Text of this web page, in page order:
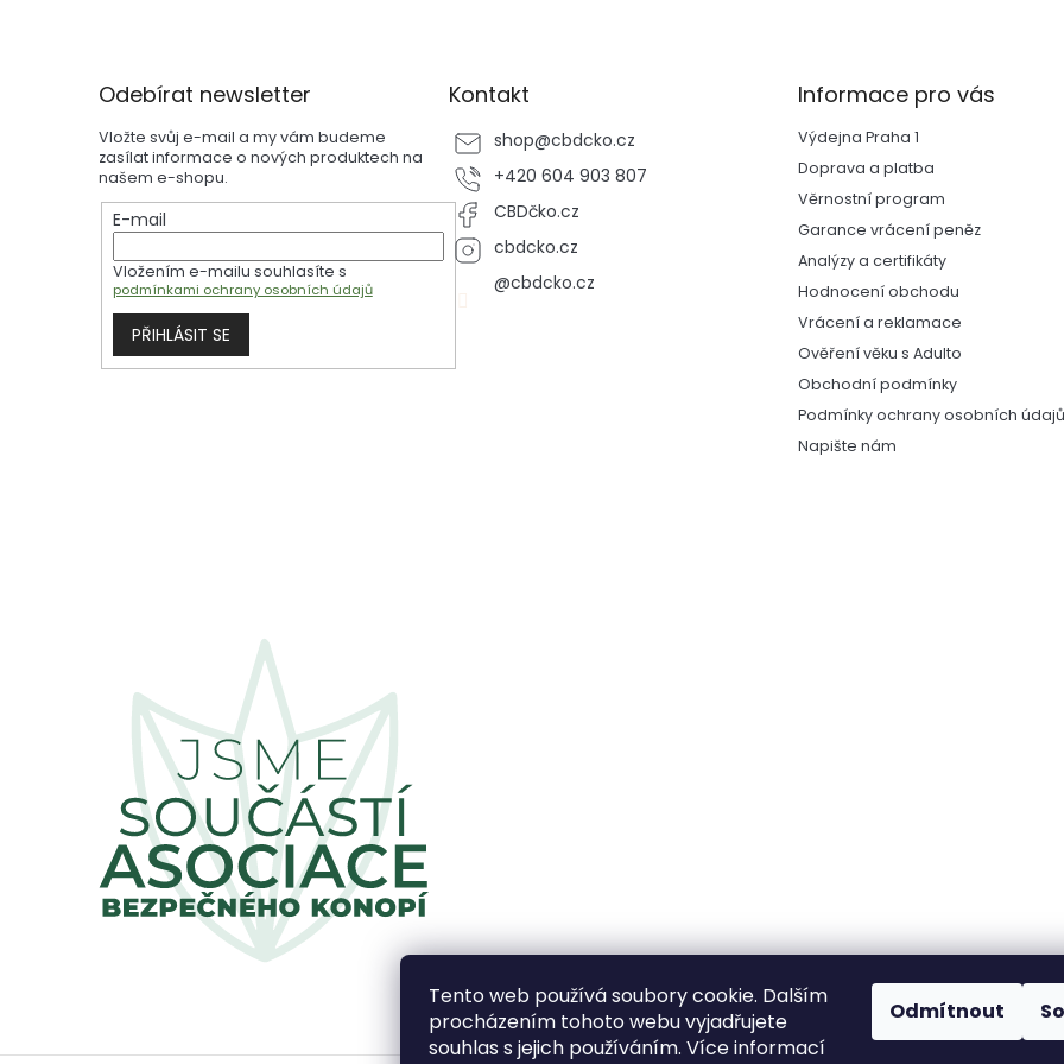
Tento web používá soubory cookie. Dalším
procházením tohoto webu vyjadřujete
souhlas s jejich používáním. Více informací
Odmítnout
Odebírat newsletter
Vložte svůj e-mail a my vám budeme
zasílat informace o nových produktech na
našem e-shopu.
E-mail
Vložením e-mailu souhlasíte s
podmínkami ochrany osobních údajů
PŘIHLÁSIT SE
Kontakt
shop@cbdcko.cz
+420 604 903 807
CBDčko.cz
cbdcko.cz
@cbdcko.cz
Informace pro vás
Výdejna Praha 1
Doprava a platba
Věrnostní program
Garance vrácení peněz
Analýzy a certifikáty
Hodnocení obchodu
Vrácení a reklamace
Ověření věku s Adulto
Obchodní podmínky
Podmínky ochrany osobních údajů
Napište nám